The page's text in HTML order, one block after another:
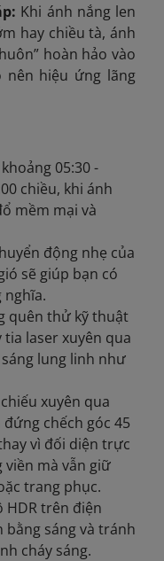
Khi ánh nắng len
hay chiều tà, ánh
hoàn hảo vào
nên hiệu ứng lãng
05:30 -
chiều, khi ánh
mềm mại và
động nhẹ của
sẽ giúp bạn có
nghĩa.
quên thử kỹ thuật
laser xuyên qua
lung linh như
xuyên qua
chếch góc 45
vì đối diện trực
viền mà vẫn giữ
trang phục.
HDR trên điện
bằng sáng và tránh
cháy sáng.